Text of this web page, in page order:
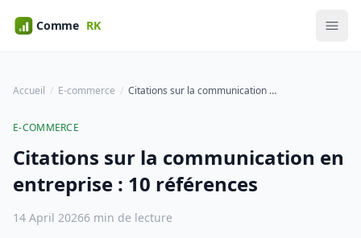
Accueil E-commerce Citations sur la communication en entreprise : 10 références
E-COMMERCE
Citations sur la communication en
entreprise : 10 références
14 April 20266 min de lecture